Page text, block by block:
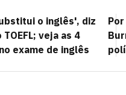
o inglês', diz
veja as 4
exame de inglês